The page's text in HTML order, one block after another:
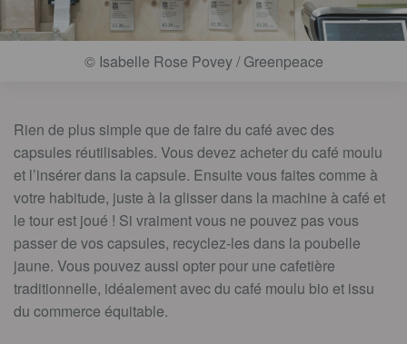
© Isabelle Rose Povey / Greenpeace
Rien de plus simple que de faire du café avec des
capsules réutilisables. Vous devez acheter du café moulu
et l’insérer dans la capsule. Ensuite vous faites comme à
votre habitude, juste à la glisser dans la machine à café et
le tour est joué ! Si vraiment vous ne pouvez pas vous
passer de vos capsules, recyclez-les dans la poubelle
jaune. Vous pouvez aussi opter pour une cafetière
traditionnelle, idéalement avec du café moulu bio et issu
du commerce équitable.